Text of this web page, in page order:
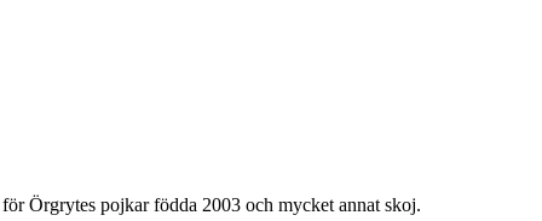
Örgrytes pojkar födda 2003 och mycket annat skoj.